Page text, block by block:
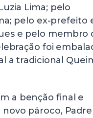
Lima; pelo
pelo ex-prefeito
e pelo membro
foi
a tradicional
a benção final e
pároco, Padre